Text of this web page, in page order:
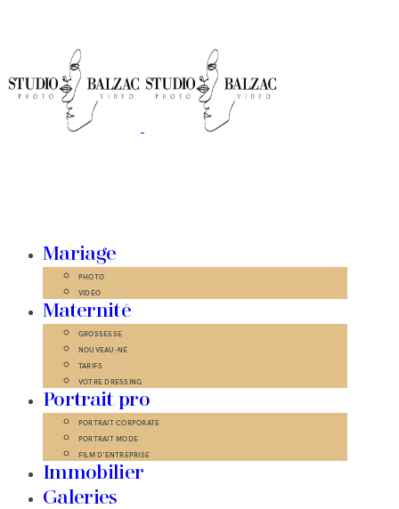
Mariage
PHOTO
VIDÉO
Maternité
GROSSESSE
NOUVEAU-NÉ
TARIFS
VOTRE DRESSING
Portrait pro
PORTRAIT CORPORATE
PORTRAIT MODE
FILM D’ENTREPRISE
Immobilier
Galeries